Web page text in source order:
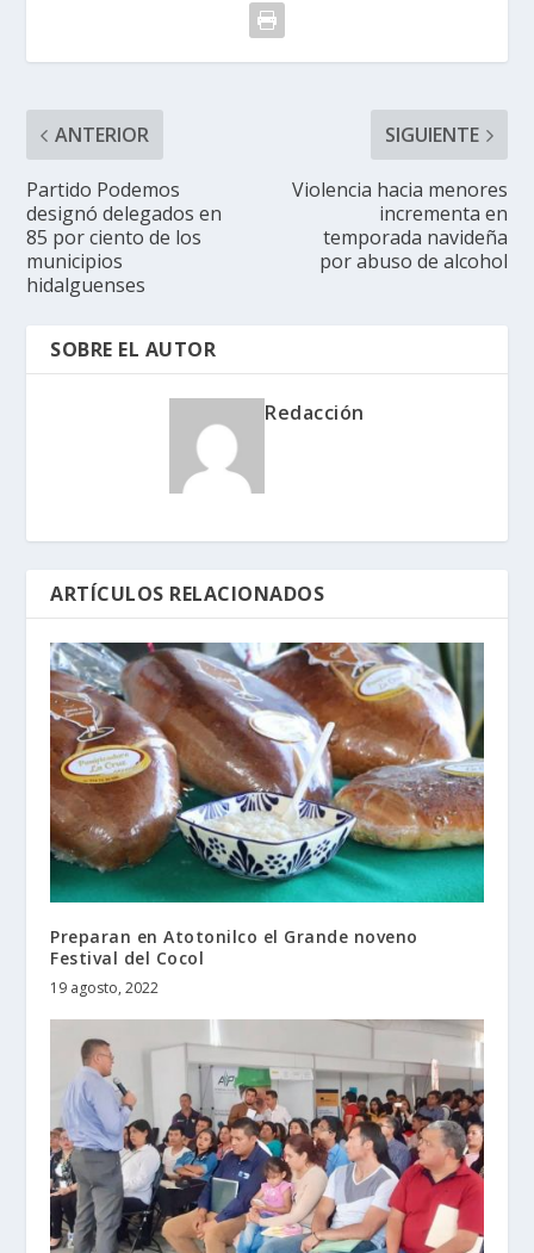
ANTERIOR
Partido Podemos
designó delegados en
85 por ciento de los
municipios
hidalguenses
SIGUIENTE
Violencia hacia menores
incrementa en
temporada navideña
por abuso de alcohol
SOBRE EL AUTOR
Redacción
ARTÍCULOS RELACIONADOS
Preparan en Atotonilco el Grande noveno
Festival del Cocol
19 agosto, 2022